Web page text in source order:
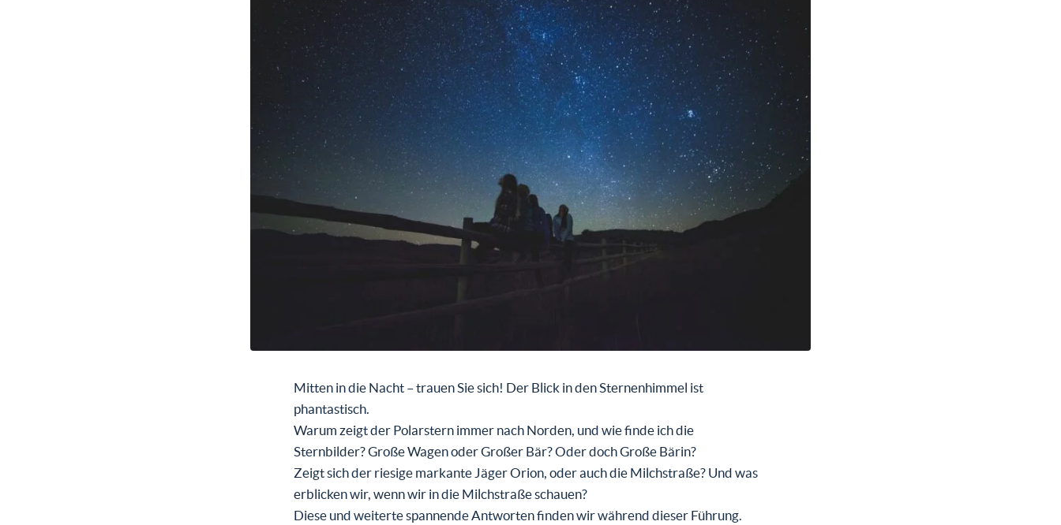
Mitten in die Nacht – trauen Sie sich! Der Blick in den Sternenhimmel ist
phantastisch.
Warum zeigt der Polarstern immer nach Norden, und wie finde ich die
Sternbilder? Große Wagen oder Großer Bär? Oder doch Große Bärin?
Zeigt sich der riesige markante Jäger Orion, oder auch die Milchstraße? Und was
erblicken wir, wenn wir in die Milchstraße schauen?
Diese und weiterte spannende Antworten finden wir während dieser Führung.